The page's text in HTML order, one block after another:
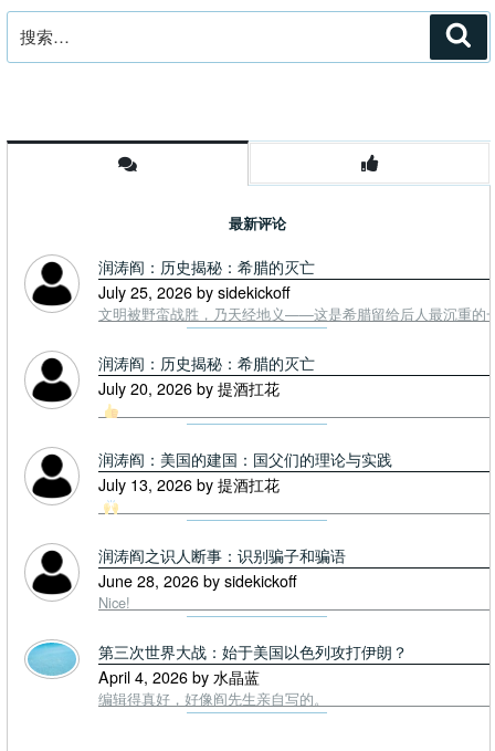
索：
最新评论
润涛阎：历史揭秘：希腊的灭亡
July 25, 2026 by sidekickoff
文明被野蛮战胜，乃天经地义——这是希腊留给后人最沉重的
润涛阎：历史揭秘：希腊的灭亡
July 20, 2026 by 提酒扛花
润涛阎：美国的建国：国父们的理论与实践
July 13, 2026 by 提酒扛花
润涛阎之识人断事：识别骗子和骗语
June 28, 2026 by sidekickoff
Nice!
第三次世界大战：始于美国以色列攻打伊朗？
April 4, 2026 by 水晶蓝
编辑得真好，好像阎先生亲自写的。